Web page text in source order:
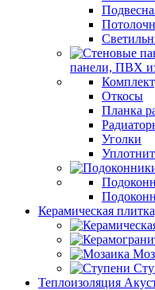
панели, ПВХ
Откосы
Планка
Уголки
Керамическая
Теплоизоляция